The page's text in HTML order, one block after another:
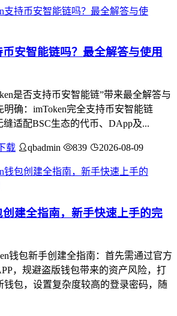
安智能链吗？最全解答与使用
是否支持币安智能链”带来最全解答与
明确：imToken完全支持币安智能链
缝适配BSC生态的代币、DApp及...
载 qbadmin 839 2026-08-09
建全指南，新手快速上手的完
钱包新手创建全指南：首先需通过官方
，规避盗版钱包带来的资产风险，打
钱包，设置复杂度较高的登录密码，随